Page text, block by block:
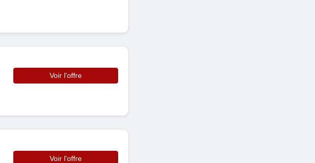
Voir l'offre
Voir l'offre